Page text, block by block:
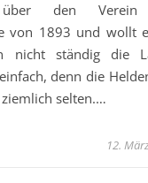
den
von 1893 und wollt
nicht ständig die
denn die
selten.…
12.